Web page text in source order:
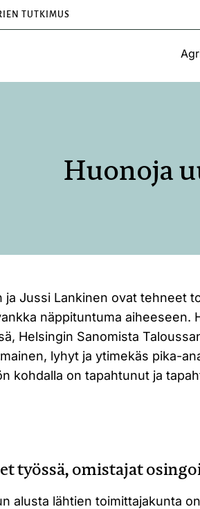
TUTKIMUS
Huonoja
ja Jussi Lankinen ovat tehneet
näppituntuma aiheeseen.
Helsingin Sanomista
lyhyt ja ytimekäs pika-
kohdalla on tapahtunut ja
työssä, omistajat
alusta lähtien toimittajakunta